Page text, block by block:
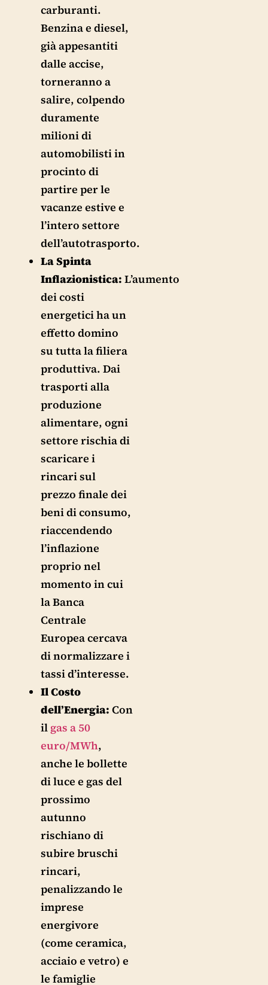
carburanti.
Benzina e diesel,
già appesantiti
dalle accise,
torneranno a
salire, colpendo
duramente
milioni di
automobilisti in
procinto di
partire per le
vacanze estive e
l’intero settore
dell’autotrasporto.
La Spinta
Inflazionistica: L’aumento
dei costi
energetici ha un
effetto domino
su tutta la filiera
produttiva. Dai
trasporti alla
produzione
alimentare, ogni
settore rischia di
scaricare i
rincari sul
prezzo finale dei
beni di consumo,
riaccendendo
l’inflazione
proprio nel
momento in cui
la Banca
Centrale
Europea cercava
di normalizzare i
tassi d’interesse.
Il Costo
dell’Energia: Con
il gas a 50
euro/MWh,
anche le bollette
di luce e gas del
prossimo
autunno
rischiano di
subire bruschi
rincari,
penalizzando le
imprese
energivore
(come ceramica,
acciaio e vetro) e
le famiglie